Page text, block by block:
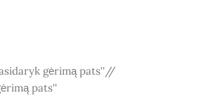
gėrimą pats'' /
pats''